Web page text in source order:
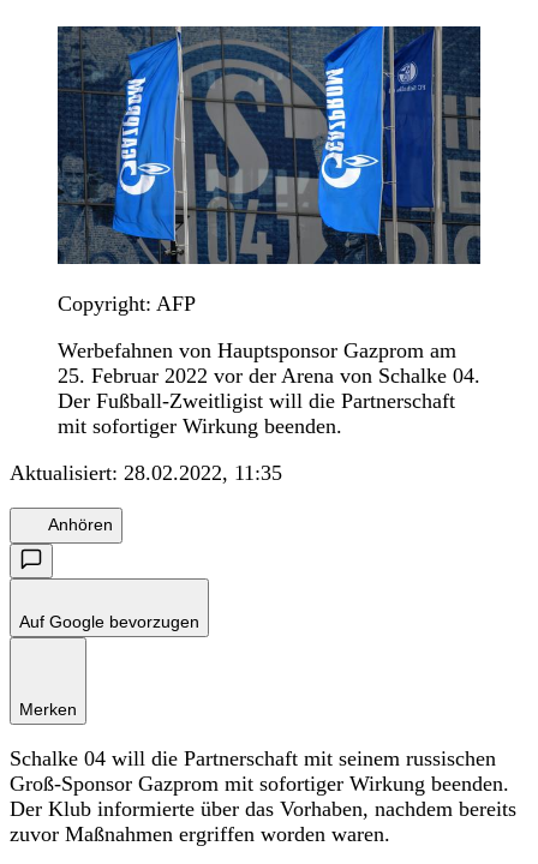
Copyright: AFP
Werbefahnen von Hauptsponsor Gazprom am
25. Februar 2022 vor der Arena von Schalke 04.
Der Fußball-Zweitligist will die Partnerschaft
mit sofortiger Wirkung beenden.
Aktualisiert: 28.02.2022, 11:35
Anhören
Auf Google bevorzugen
Merken
Schalke 04 will die Partnerschaft mit seinem russischen
Groß-Sponsor Gazprom mit sofortiger Wirkung beenden.
Der Klub informierte über das Vorhaben, nachdem bereits
zuvor Maßnahmen ergriffen worden waren.